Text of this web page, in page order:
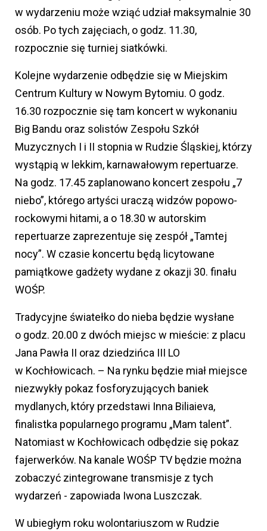
w wydarzeniu może wziąć udział maksymalnie 30
osób. Po tych zajęciach, o godz. 11.30,
rozpocznie się turniej siatkówki.
Kolejne wydarzenie odbędzie się w Miejskim
Centrum Kultury w Nowym Bytomiu. O godz.
16.30 rozpocznie się tam koncert w wykonaniu
Big Bandu oraz solistów Zespołu Szkół
Muzycznych I i II stopnia w Rudzie Śląskiej, którzy
wystąpią w lekkim, karnawałowym repertuarze.
Na godz. 17.45 zaplanowano koncert zespołu „7
niebo”, którego artyści uraczą widzów popowo-
rockowymi hitami, a o 18.30 w autorskim
repertuarze zaprezentuje się zespół „Tamtej
nocy”. W czasie koncertu będą licytowane
pamiątkowe gadżety wydane z okazji 30. finału
WOŚP.
Tradycyjne światełko do nieba będzie wysłane
o godz. 20.00 z dwóch miejsc w mieście: z placu
Jana Pawła II oraz dziedzińca III LO
w Kochłowicach. – Na rynku będzie miał miejsce
niezwykły pokaz fosforyzujących baniek
mydlanych, który przedstawi Inna Biliaieva,
finalistka popularnego programu „Mam talent”.
Natomiast w Kochłowicach odbędzie się pokaz
fajerwerków. Na kanale WOŚP TV będzie można
zobaczyć zintegrowane transmisje z tych
wydarzeń - zapowiada Iwona Luszczak.
W ubiegłym roku wolontariuszom w Rudzie